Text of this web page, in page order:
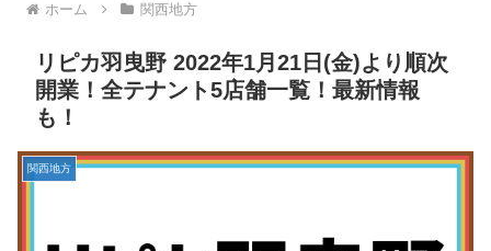
ホーム 関西地方
リピカ羽曳野 2022年1月21日(金)より順次
開業！全テナント5店舗一覧！最新情報
も！
関西地方